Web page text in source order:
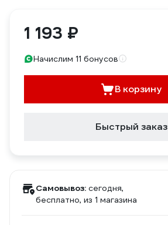
1 193 ₽
Начислим 11 бонусов
В корзину
Быстрый заказ
Самовывоз: сегодня,
бесплатно, из 1 магазина